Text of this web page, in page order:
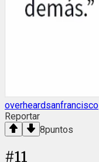
overheardsanfrancisco
Reportar
8puntos
#11